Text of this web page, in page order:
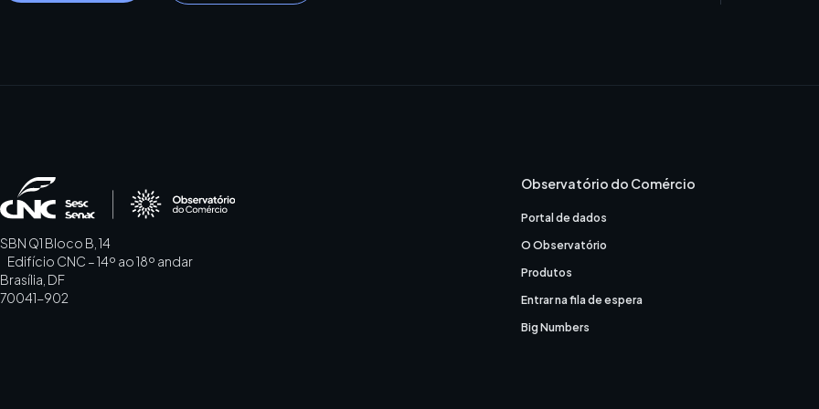
SBN Q1 Bloco B, 14
Edifício CNC – 14º ao 18º andar
Brasília, DF
70041-902
Observatório do Comércio
Portal de dados
O Observatório
Produtos
Entrar na fila de espera
Big Numbers